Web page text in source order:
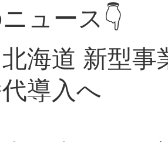
ュース👇
海道 新型
導入へ